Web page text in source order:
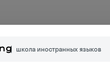
школа иностранных языков